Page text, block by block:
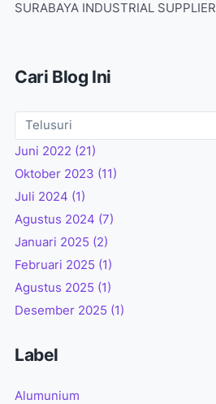
SURABAYA INDUSTRIAL SUPPLIER
Cari Blog Ini
Juni 2022 (21)
Oktober 2023 (11)
Juli 2024 (1)
Agustus 2024 (7)
Januari 2025 (2)
Februari 2025 (1)
Agustus 2025 (1)
Desember 2025 (1)
Label
Alumunium